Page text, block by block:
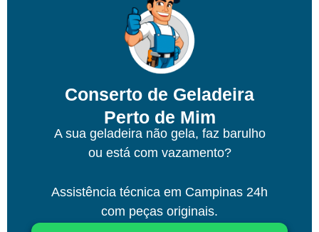
Conserto de Geladeira
Perto de Mim
A sua geladeira não gela, faz barulho
ou está com vazamento?
Assistência técnica em Campinas 24h
com peças originais.